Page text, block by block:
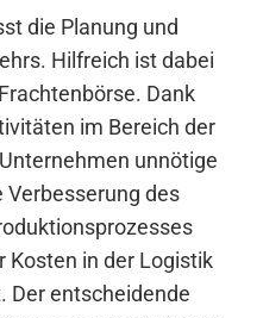
die Planung und
Hilfreich ist dabei
Dank
im Bereich der
unnötige
Verbesserung des
Kosten in der Logistik
Der entscheidende